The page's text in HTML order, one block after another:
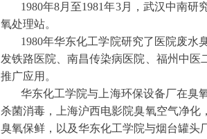
1980年8月至1981年3月，武汉中南研
氧处理站。
1980年华东化工学院研究了医院废水
发铁路医院、南昌传染病医院、福州中医
推广应用。
华东化工学院与上海环保设备厂在臭
杀菌消毒，上海沪西电影院臭氧空气净
臭氧保鲜，以及华东化工学院与烟台罐头